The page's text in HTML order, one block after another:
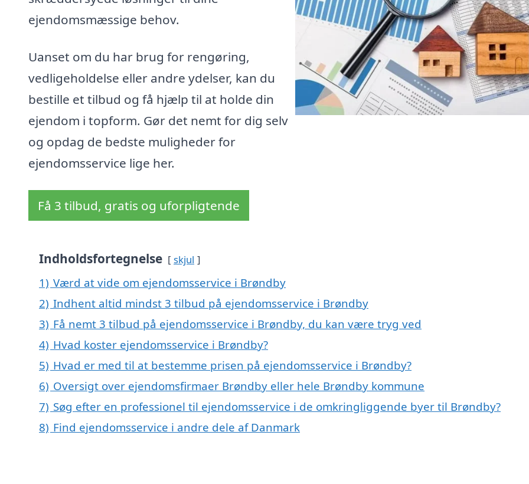
ejendomsmæssige behov.
Uanset om du har brug for rengøring,
vedligeholdelse eller andre ydelser, kan du
bestille et tilbud og få hjælp til at holde din
ejendom i topform. Gør det nemt for dig selv
og opdag de bedste muligheder for
ejendomsservice lige her.
Få 3 tilbud, gratis og uforpligtende
Indholdsfortegnelse skjul
1) Værd at vide om ejendomsservice i Brøndby
2) Indhent altid mindst 3 tilbud på ejendomsservice i Brøndby
3) Få nemt 3 tilbud på ejendomsservice i Brøndby, du kan være tryg ved
4) Hvad koster ejendomsservice i Brøndby?
5) Hvad er med til at bestemme prisen på ejendomsservice i Brøndby?
6) Oversigt over ejendomsfirmaer Brøndby eller hele Brøndby kommune
7) Søg efter en professionel til ejendomsservice i de omkringliggende byer til Brøndby?
8) Find ejendomsservice i andre dele af Danmark